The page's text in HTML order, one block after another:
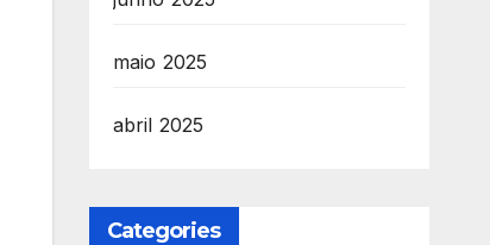
maio 2025
abril 2025
Categories